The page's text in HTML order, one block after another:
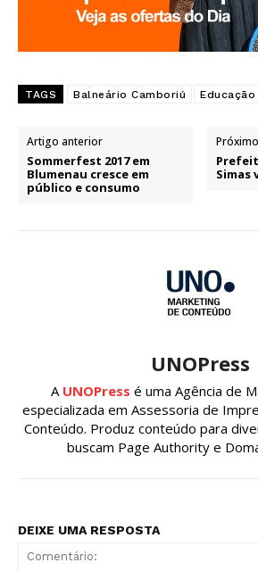
TAGS Balneário Camboriú Educação
Artigo anterior
Sommerfest 2017 em
Blumenau cresce em
público e consumo
Simas
UNOPress
A UNOPress é uma Agência de
especializada em Assessoria de
Conteúdo. Produz conteúdo para
buscam Page Authority e
DEIXE UMA RESPOSTA